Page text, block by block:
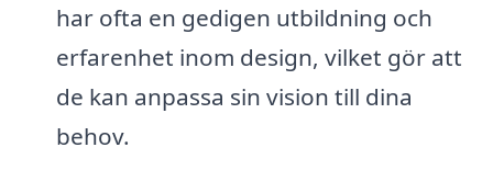
har ofta en gedigen utbildning och
erfarenhet inom design, vilket gör att
de kan anpassa sin vision till dina
behov.